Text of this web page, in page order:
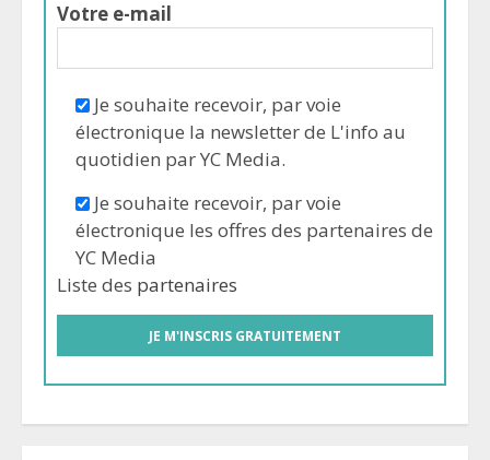
Votre e-mail
Je souhaite recevoir, par voie
électronique la newsletter de L'info au
quotidien par YC Media.
Je souhaite recevoir, par voie
électronique les offres des partenaires de
YC Media
Liste des partenaires